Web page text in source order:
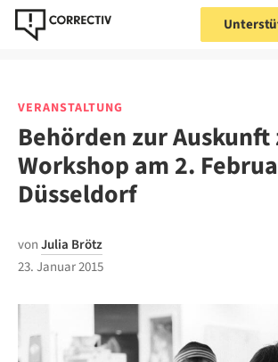
VERANSTALTUNG
Behörden zur
Workshop am 2.
Düsseldorf
vonJulia Brötz
23. Januar 2015